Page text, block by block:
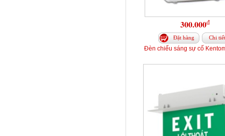
300.000đ
Đặt hàng Chi tiết
Đèn chiếu sáng sự cố